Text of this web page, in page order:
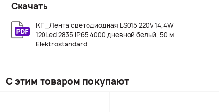
Скачать
КП_Лента светодиодная LS015 220V 14,4W
120Led 2835 IP65 4000 дневной белый, 50 м
Elektrostandard
С этим товаром покупают